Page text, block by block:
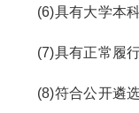
(6)具有大学本科
(7)具有正常履行
(8)符合公开遴选